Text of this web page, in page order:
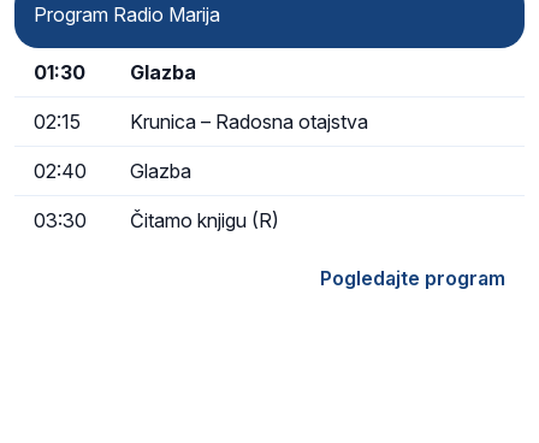
Program Radio Marija
01:30 Glazba
02:15 Krunica – Radosna otajstva
02:40 Glazba
03:30 Čitamo knjigu (R)
Pogledajte program